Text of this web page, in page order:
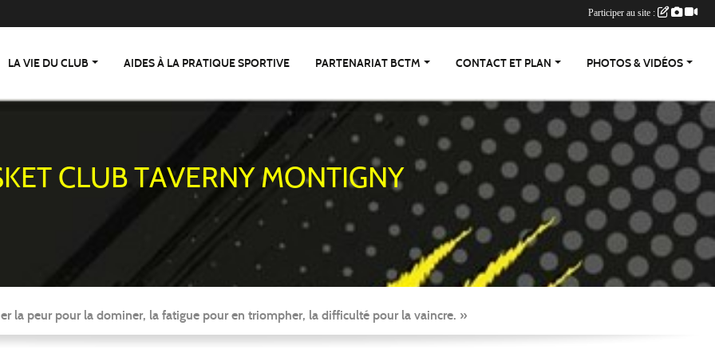
LA VIE DU CLUB AIDES À LA PRATIQUE SPORTIVE PARTENARIAT BCTM CONTACT ET PLAN PHOTOS & VIDÉOS
CLUB TAVERNY MONTIGNY
la peur pour la dominer, la fatigue pour en triompher, la difficulté pour la vaincre. »
Participer au site :